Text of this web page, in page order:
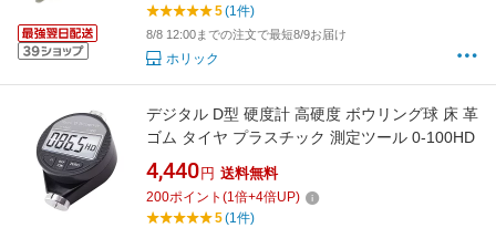
5(1件)
8/8 12:00までの注文で最短8/9お届け
ホリック
デジタル D型 硬度計 高硬度 ボウリング球 床 革
ゴム タイヤ プラスチック 測定ツール 0-100HD
4,440 円 送料無料
200ポイント (1倍+4倍UP)
5(1件)